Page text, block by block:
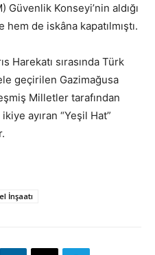
Güvenlik Konseyi’nin aldığı
de iskâna kapatılmıştı.
Harekatı sırasında Türk
geçirilen Gazimağusa
Milletler tarafından
ayıran “Yeşil Hat”
İnşaatı